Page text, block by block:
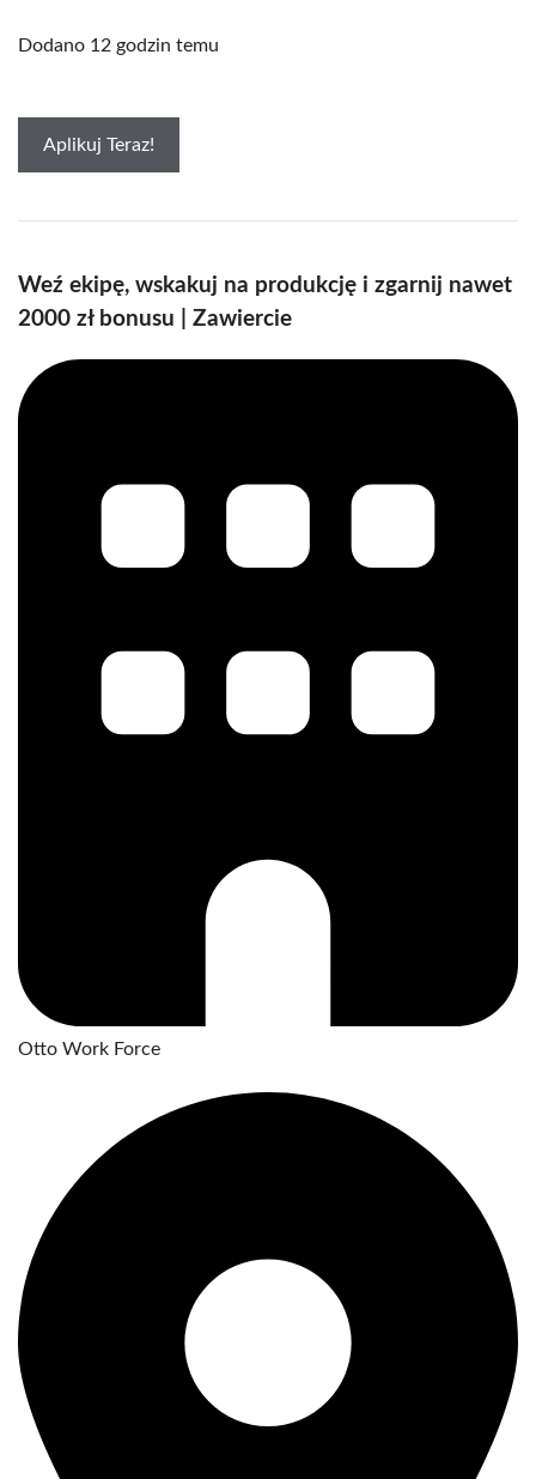
Dodano 12 godzin temu
Aplikuj Teraz!
Weź ekipę, wskakuj na produkcję i zgarnij nawet
2000 zł bonusu | Zawiercie
Otto Work Force